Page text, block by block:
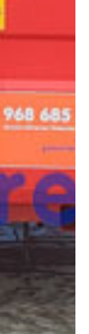
botón o ponte
personal.
solicitud